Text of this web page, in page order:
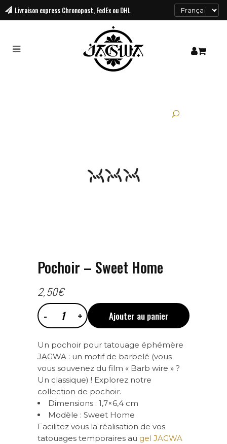
Livraison express Chronopost, FedEx ou DHL
Pochoir – Sweet Home
2,50€
Pochoir
-
Sweet
Home
quantity
Ajouter au panier
Un pochoir pour tatouage éphémère
JAGWA : un motif de barbelé (vous
vous souvenez du film « Barb wire » ?
Un classique) ! Explorez notre
collection de pochoir.
Dimensions : 1,7×6,4 cm
Modèle : Sweet Home
Facilitez vous la réalisation de vos
tatouages temporaires au gel JAGWA